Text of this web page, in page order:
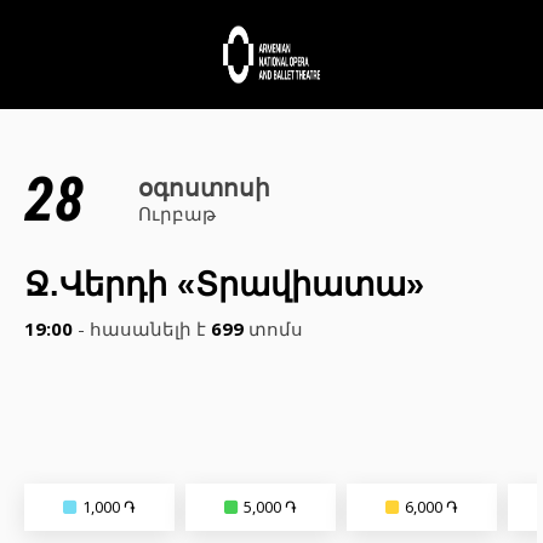
28 օգոստոսի
Ուրբաթ
Ջ.Վերդի «Տրավիատա»
19:00 - հասանելի է 699 տոմս
1,000 ֏ 5,000 ֏ 6,000 ֏